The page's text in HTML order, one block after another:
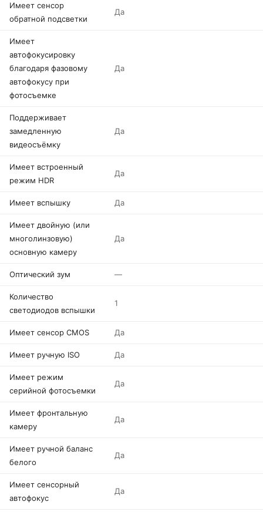
Имеет сенсор
обратной подсветки
Да
Имеет
автофокусировку
благодаря фазовому
автофокусу при
фотосъемке
Да
Поддерживает
замедленную
видеосъёмку
Да
Имеет встроенный
режим HDR
Да
Имеет вспышку Да
Имеет двойную (или
многолинзовую)
основную камеру
Да
Оптический зум —
Количество
светодиодов вспышки
1
Имеет сенсор CMOS Да
Имеет ручную ISO Да
Имеет режим
серийной фотосъемки
Да
Имеет фронтальную
камеру
Да
Имеет ручной баланс
белого
Да
Имеет сенсорный
автофокус
Да